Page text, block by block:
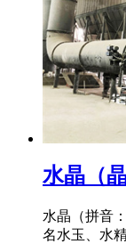
水晶（
水晶（拼音
名水玉、水